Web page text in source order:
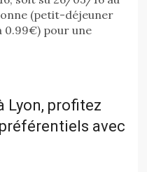
(petit-déjeuner
0.99€) pour une
Lyon, profitez
avec